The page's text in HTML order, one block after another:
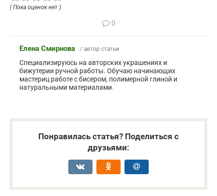
( Пока оценок нет )
0
Елена Смирнова / автор статьи
Специализируюсь на авторских украшениях и
бижутерии ручной работы. Обучаю начинающих
мастериц работе с бисером, полимерной глиной и
натуральными материалами.
Понравилась статья? Поделиться с
друзьями: